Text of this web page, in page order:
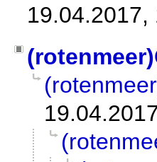
19.04.2017,